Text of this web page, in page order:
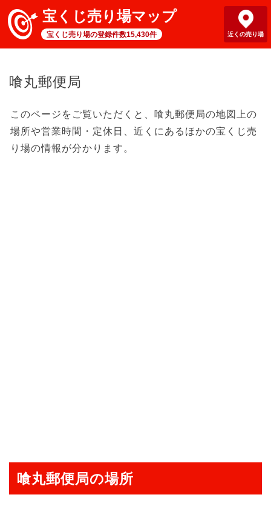
宝くじ売り場マップ
宝くじ売り場の登録件数15,430件 近くの売り場
喰丸郵便局
このページをご覧いただくと、喰丸郵便局の地図上の
場所や営業時間・定休日、近くにあるほかの宝くじ売
り場の情報が分かります。
喰丸郵便局の場所